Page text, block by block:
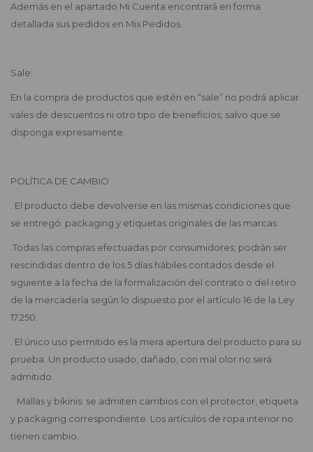
Además en el apartado Mi Cuenta encontrará en forma
detallada sus pedidos en Mis Pedidos.
Sale:
En la compra de productos que estén en “sale” no podrá aplicar
vales de descuentos ni otro tipo de beneficios; salvo que se
disponga expresamente.
POLÍTICA DE CAMBIO
. El producto debe devolverse en las mismas condiciones que
se entregó: packaging y etiquetas originales de las marcas.
.Todas las compras efectuadas por consumidores, podrán ser
rescindidas dentro de los 5 días hábiles contados desde el
siguiente a la fecha de la formalización del contrato o del retiro
de la mercadería según lo dispuesto por el artículo 16 de la Ley
17.250.
. El único uso permitido es la mera apertura del producto para su
prueba. Un producto usado, dañado, con mal olor no será
admitido.
. Mallas y bikinis: se admiten cambios con el protector, etiqueta
y packaging correspondiente. Los artículos de ropa interior no
tienen cambio.